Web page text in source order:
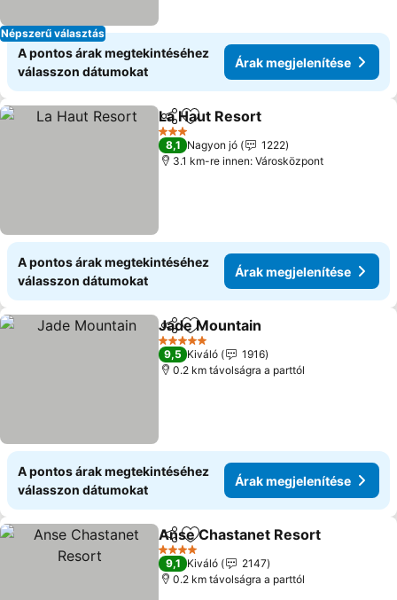
Népszerű választás
A pontos árak megtekintéséhez
válasszon dátumokat
Árak megjelenítése
Megosztás
Hozzáadás a kedvencekhez
La Haut Resort
3 Kategória
8,1 Nagyon jó
1222
3.1 km-re innen: Városközpont
A pontos árak megtekintéséhez
válasszon dátumokat
Árak megjelenítése
Megosztás
Hozzáadás a kedvencekhez
Jade Mountain
5 Kategória
9,5 Kiváló
1916
0.2 km távolságra a parttól
A pontos árak megtekintéséhez
válasszon dátumokat
Árak megjelenítése
Megosztás
Hozzáadás a kedvencekhez
Anse Chastanet Resort
4 Kategória
9,1 Kiváló
2147
0.2 km távolságra a parttól